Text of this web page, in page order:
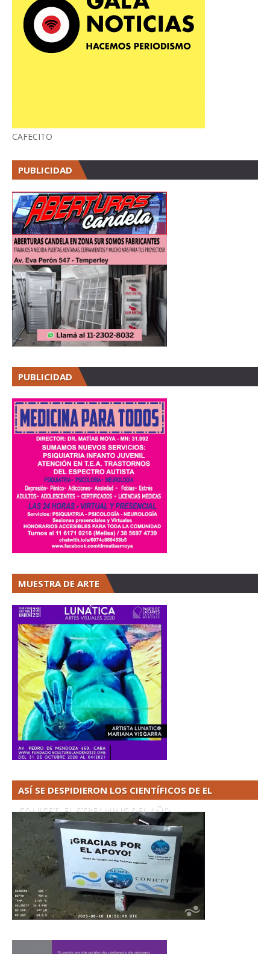
CAFECITO
PUBLICIDAD
PUBLICIDAD
MUESTRA DE ARTE
ASÍ SE DESPIDIERON LOS CIENTÍFICOS DE EL
CONICET. EL STREAMING DEL AÑO